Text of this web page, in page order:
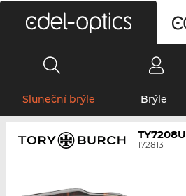
Sluneční brýle Brýle
TY7208U
172813